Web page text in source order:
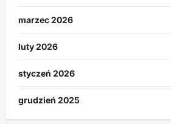
marzec 2026
luty 2026
styczeń 2026
grudzień 2025